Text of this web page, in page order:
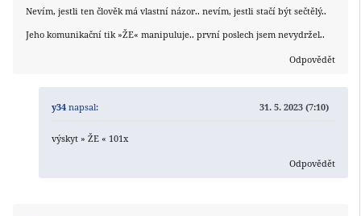
Nevím, jestli ten člověk má vlastní názor.. nevím, jestli stačí být sečtělý..
Jeho komunikační tik »ŽE« manipuluje.. první poslech jsem nevydržel..
Odpovědět
y34 napsal: 31. 5. 2023 (7:10)
výskyt » ŽE « 101x
Odpovědět